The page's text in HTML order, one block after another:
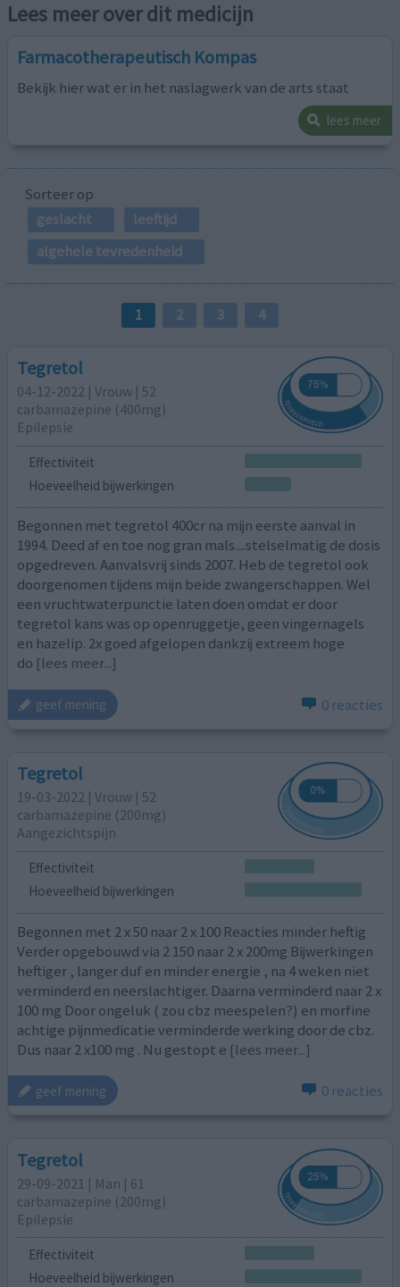
Lees meer over dit medicijn
Farmacotherapeutisch Kompas
Bekijk hier wat er in het naslagwerk van de arts staat
lees meer
Sorteer op
geslacht
leeftijd
algehele tevredenheid
1 2 3 4
Tegretol
04-12-2022 | Vrouw | 52
carbamazepine (400mg)
Epilepsie
Effectiviteit
Hoeveelheid bijwerkingen
Begonnen met tegretol 400cr na mijn eerste aanval in
1994. Deed af en toe nog gran mals....stelselmatig de dosis
opgedreven. Aanvalsvrij sinds 2007. Heb de tegretol ook
doorgenomen tijdens mijn beide zwangerschappen. Wel
een vruchtwaterpunctie laten doen omdat er door
tegretol kans was op openruggetje, geen vingernagels
en hazelip. 2x goed afgelopen dankzij extreem hoge
do [lees meer...]
geef mening 0 reacties
Tegretol
19-03-2022 | Vrouw | 52
carbamazepine (200mg)
Aangezichtspijn
Effectiviteit
Hoeveelheid bijwerkingen
Begonnen met 2 x 50 naar 2 x 100 Reacties minder heftig
Verder opgebouwd via 2 150 naar 2 x 200mg Bijwerkingen
heftiger , langer duf en minder energie , na 4 weken niet
verminderd en neerslachtiger. Daarna verminderd naar 2 x
100 mg Door ongeluk ( zou cbz meespelen?) en morfine
achtige pijnmedicatie verminderde werking door de cbz.
Dus naar 2 x100 mg . Nu gestopt e [lees meer...]
geef mening 0 reacties
Tegretol
29-09-2021 | Man | 61
carbamazepine (200mg)
Epilepsie
Effectiviteit
Hoeveelheid bijwerkingen